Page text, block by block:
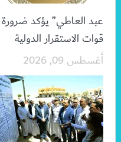
عبد العاطي” يؤكد
قوات الاستقرار الدولية
أغسطس 09, 2026